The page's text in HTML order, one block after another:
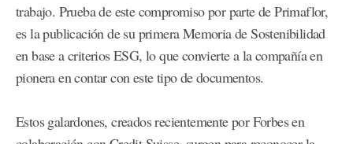
trabajo. Prueba de este compromiso por parte de Primaflor,
es la publicación de su primera Memoria de Sostenibilidad
en base a criterios ESG, lo que convierte a la compañía en
pionera en contar con este tipo de documentos.
Estos galardones, creados recientemente por Forbes en